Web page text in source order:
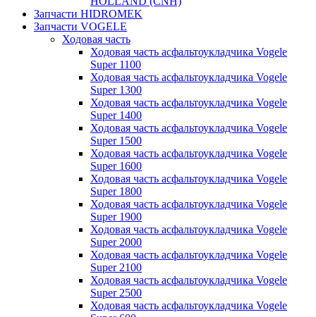
Запчасти HIDROMEK
Запчасти VOGELE
Ходовая часть
Ходовая часть асфальтоукладчика Vogele
Super 1100
Ходовая часть асфальтоукладчика Vogele
Super 1300
Ходовая часть асфальтоукладчика Vogele
Super 1400
Ходовая часть асфальтоукладчика Vogele
Super 1500
Ходовая часть асфальтоукладчика Vogele
Super 1600
Ходовая часть асфальтоукладчика Vogele
Super 1800
Ходовая часть асфальтоукладчика Vogele
Super 1900
Ходовая часть асфальтоукладчика Vogele
Super 2000
Ходовая часть асфальтоукладчика Vogele
Super 2100
Ходовая часть асфальтоукладчика Vogele
Super 2500
Ходовая часть асфальтоукладчика Vogele